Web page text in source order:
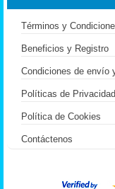
Términos y
Beneficios y Registro
Condiciones de envío
Políticas de Privacidad
Política de Cookies
Contáctenos